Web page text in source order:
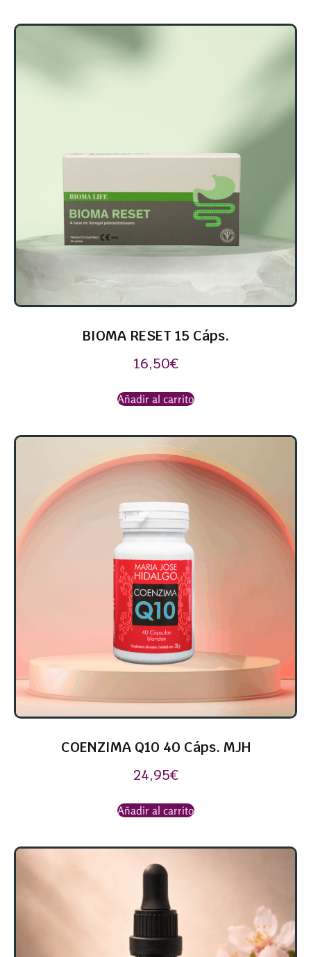
BIOMA RESET 15 Cáps.
16,50€
Añadir al carrito
COENZIMA Q10 40 Cáps. MJH
24,95€
Añadir al carrito